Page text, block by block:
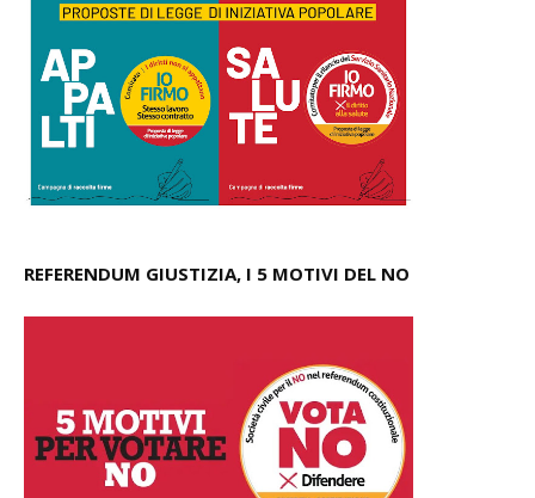
REFERENDUM GIUSTIZIA, I 5 MOTIVI DEL NO